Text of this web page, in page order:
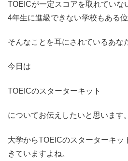
TOEICが一定スコアを取れていな
4年生に進級できない学校もある位
そんなことを耳にされているあな
今日は
TOEICのスターターキット
についてお伝えしたいと思います。
大学からTOEICのスターターキッ
きていますよね。